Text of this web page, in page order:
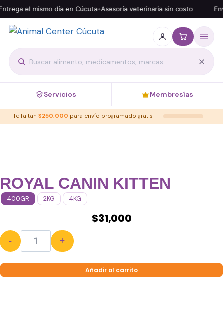
el mismo día en Cúcuta•Asesoría veterinaria sin costo
Servicios Membresías
Te faltan $250,000 para envío programado gratis
ROYAL CANIN KITTEN
400GR 2KG 4KG
$31,000
- +
Añadir al carrito